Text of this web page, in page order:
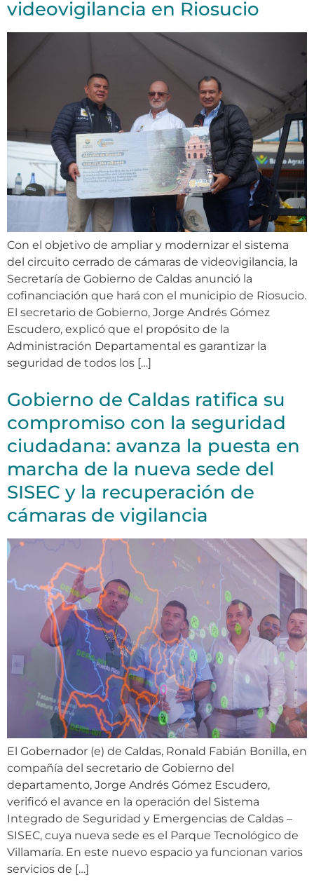
videovigilancia en Riosucio
Con el objetivo de ampliar y modernizar el sistema
del circuito cerrado de cámaras de videovigilancia, la
Secretaría de Gobierno de Caldas anunció la
cofinanciación que hará con el municipio de Riosucio.
El secretario de Gobierno, Jorge Andrés Gómez
Escudero, explicó que el propósito de la
Administración Departamental es garantizar la
seguridad de todos los […]
Gobierno de Caldas ratifica su
compromiso con la seguridad
ciudadana: avanza la puesta en
marcha de la nueva sede del
SISEC y la recuperación de
cámaras de vigilancia
El Gobernador (e) de Caldas, Ronald Fabián Bonilla, en
compañía del secretario de Gobierno del
departamento, Jorge Andrés Gómez Escudero,
verificó el avance en la operación del Sistema
Integrado de Seguridad y Emergencias de Caldas –
SISEC, cuya nueva sede es el Parque Tecnológico de
Villamaría. En este nuevo espacio ya funcionan varios
servicios de […]